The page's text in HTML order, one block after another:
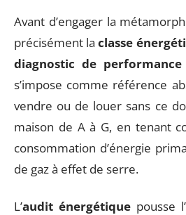
Avant d’engager la
précisément laclasse
diagnostic de performance
s’impose comme référence
vendre ou de louer sans ce
maison de A à G, en tenant
consommation d’énergie
de gaz à effet de serre.
L’audit énergétiquepousse